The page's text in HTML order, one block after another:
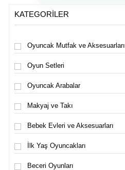
KATEGORILER
Oyuncak Mutfak ve Aksesuarları
Oyun Setleri
Oyuncak Arabalar
Makyaj ve Takı
Bebek Evleri ve Aksesuarları
İlk Yaş Oyuncakları
Beceri Oyunları